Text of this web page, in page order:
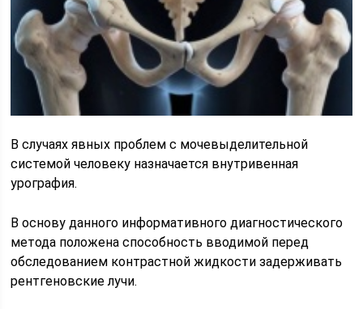
В случаях явных проблем с мочевыделительной
системой человеку назначается внутривенная
урография.
В основу данного информативного диагностического
метода положена способность вводимой перед
обследованием контрастной жидкости задерживать
рентгеновские лучи.